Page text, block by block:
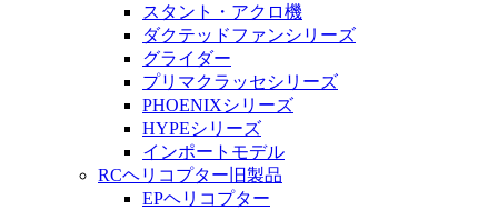
スタント・アクロ機
ダクテッドファンシリーズ
グライダー
プリマクラッセシリーズ
PHOENIXシリーズ
HYPEシリーズ
インポートモデル
RCヘリコプター旧製品
EPヘリコプター